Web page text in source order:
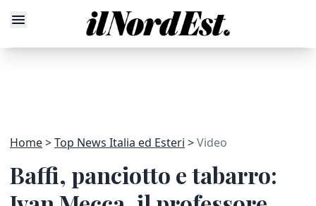
Home Top News Italia ed Esteri Video
Baffi, panciotto e tabarro: